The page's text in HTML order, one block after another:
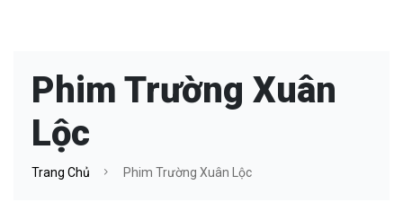
Phim Trường Xuân
Lộc
Trang Chủ Phim Trường Xuân Lộc